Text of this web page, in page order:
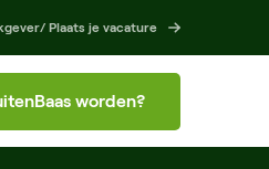
Plaats je vacature
worden?